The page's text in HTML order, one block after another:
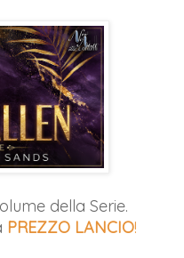
della Serie.
PREZZO LANCIO!